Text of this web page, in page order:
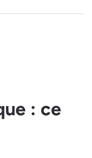
: ce